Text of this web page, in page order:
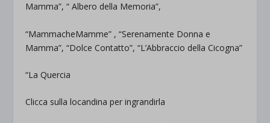
Mamma”, “ Albero della Memoria”,
“MammacheMamme” , “Serenamente Donna e
Mamma”, “Dolce Contatto”, “L’Abbraccio della Cicogna”
“La Quercia
Clicca sulla locandina per ingrandirla